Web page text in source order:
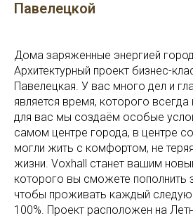
Павелецкой
Дома заряженные энергией
Архитектурный проект бизнес-
Павелецкая. У вас много дел и
является время, которого
для вас мы создаём особые
самом центре города, в центре
могли жить с комфортом, не
жизни. Voxhall станет вашим
которого вы сможете пополнить
чтобы проживать каждый
100%. Проект расположен на